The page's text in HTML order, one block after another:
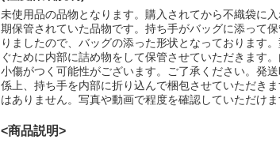
未使用品の品物となります。購入されてから不織袋に
期保管されていた品物です。持ち手がバッグに添って
りましたので、バッグの添った形状となっております
ぐために内部に詰め物をして保管させていただきます
小傷がつく可能性がございます。ご了承ください。発
係上、持ち手を内部に折り込んで梱包させていただき
はありません。写真や動画で程度を確認していただけま
<商品説明>